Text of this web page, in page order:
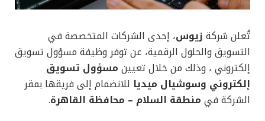
تُعلن شركة زيوس، إحدى الشركات المتخصصة في
التسويق والحلول الرقمية، عن توفر وظيفة مسؤول تسويق
إلكتروني ، وذلك من خلال تعيين مسؤول تسويق
إلكتروني وسوشيال ميديا للانضمام إلى فريقها بمقر
الشركة في منطقة السلام – محافظة القاهرة.